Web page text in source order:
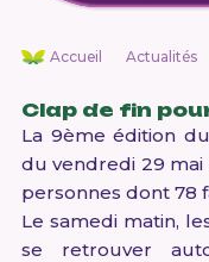
Accueil Actualités
Clap de fin
La 9ème édition
du vendredi 29 mai
personnes dont 78
Le samedi matin,
se retrouver